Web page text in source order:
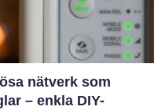
nätverk som
– enkla DIY-